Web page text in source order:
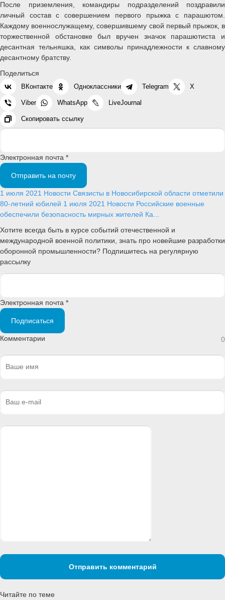
После приземления, командиры подразделений поздравили
личный состав с совершением первого прыжка с парашютом.
Каждому военнослужащему, совершившему свой первый прыжок, в
торжественной обстановке был вручен значок парашютиста и
десантная тельняшка, как символы принадлежности к славному
десантному братству.
Поделиться
ВКонтакте Одноклассники Telegram X
Viber WhatsApp LiveJournal
Скопировать ссылку
Электронная почта *
Отправить на почту
1 июля 2021 Новости Связисты в Новосибирской области отметили
80-летний юбилей 1 июля 2021 Новости Российские военные
обеспечили безопасность мирных жителей Ка...
Хотите всегда быть в курсе событий отечественной и
международной военной политики, знать про новейшие разработки
оборонной промышленности? Подпишитесь на регулярную
рассылку
Электронная почта *
Подписаться
Комментарии 0
Отправить комментарий
Читайте по теме